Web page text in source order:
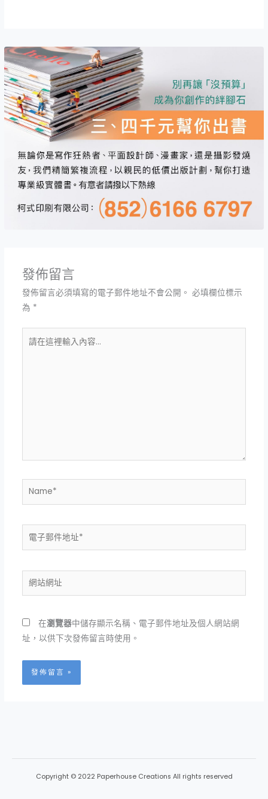
發佈留言
發佈留言必須填寫的電子郵件地址不會公開。 必填欄位標示
為 *
在
Name*
電
*
網
站
址
在瀏覽器中儲存顯示名稱、電子郵件地址及個人網站網
址，以供下次發佈留言時使用。
Copyright © 2022 Paperhouse Creations All rights reserved